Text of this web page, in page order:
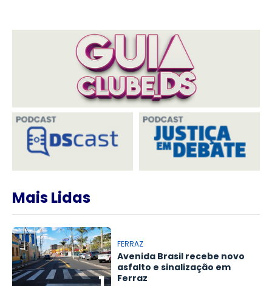
Mais Lidas
FERRAZ
Avenida Brasil recebe novo
asfalto e sinalização em
Ferraz